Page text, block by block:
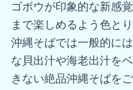
ゴボウが印象的な新感
まで楽しめるよう色と
沖縄そばでは一般的に
な貝出汁や海老出汁を
きない絶品沖縄そばを